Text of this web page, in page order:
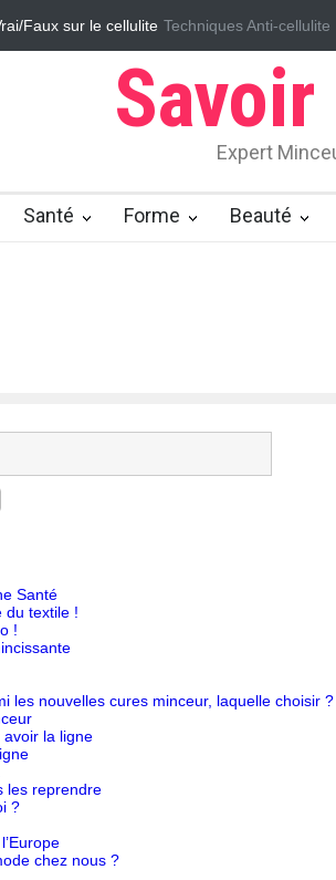
Faux sur le cellulite Massages
Techniques Anti-cellulite
Expert
Santé Forme Beauté
Santé
du textile !
!
les nouvelles cures minceur, laquelle choisir ?
la ligne
les reprendre
?
chez nous ?